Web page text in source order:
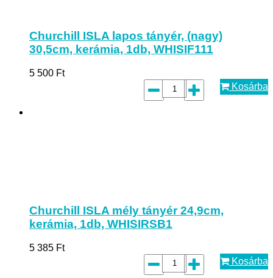
Churchill ISLA lapos tányér, (nagy)
30,5cm, kerámia, 1db, WHISIF111
5 500 Ft
Kosárba
Churchill ISLA mély tányér 24,9cm,
kerámia, 1db, WHISIRSB1
5 385 Ft
Kosárba